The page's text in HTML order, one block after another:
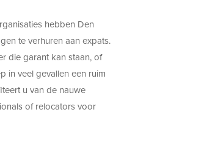
hebben Den
te verhuren aan expats.
die garant kan staan, of
in veel gevallen een ruim
u van de nauwe
of relocators voor